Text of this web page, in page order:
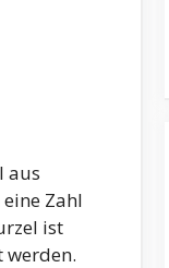
aus
Zahl
ist
werden.